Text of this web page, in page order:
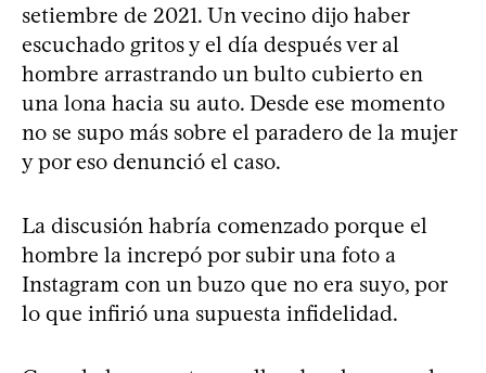
setiembre de 2021. Un vecino dijo haber
escuchado gritos y el día después ver al
hombre arrastrando un bulto cubierto en
una lona hacia su auto. Desde ese momento
no se supo más sobre el paradero de la mujer
y por eso denunció el caso.
La discusión habría comenzado porque el
hombre la increpó por subir una foto a
Instagram con un buzo que no era suyo, por
lo que infirió una supuesta infidelidad.